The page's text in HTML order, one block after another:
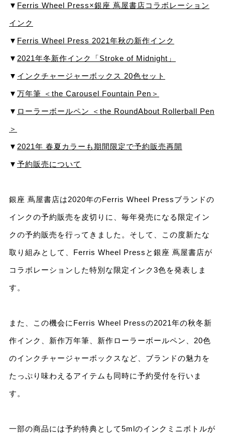
▼ Ferris Wheel Press×銀座 蔦屋書店コラボレーション
インク
▼ Ferris Wheel Press 2021年秋の新作インク
▼ 2021年冬新作インク「Stroke of Midnight」
▼ インクチャージャーボックス 20⾊セット
▼ 万年筆 ＜the Carousel Fountain Pen＞
▼ ローラーボールペン ＜the RoundAbout Rollerball Pen
＞
▼ 2021年 春夏カラーも期間限定で予約販売再開
▼ 予約販売について
銀座 蔦屋書店は2020年のFerris Wheel Pressブランドの
インクの予約販売を⽪切りに、毎年発売になる限定イン
クの予約販売を⾏ってきました。そして、この度新たな
取り組みとして、Ferris Wheel Pressと銀座 蔦屋書店が
コラボレーションした特別な限定インク3⾊を発表しま
す。
また、この機会にFerris Wheel Pressの2021年の秋冬新
作インク、新作万年筆、新作ローラーボールペン、20⾊
のインクチャージャーボックスなど、ブランドの魅⼒を
たっぷり味わえるアイテムも同時に予約受付を⾏いま
す。
⼀部の商品には予約特典として5mlのインクミニボトルが